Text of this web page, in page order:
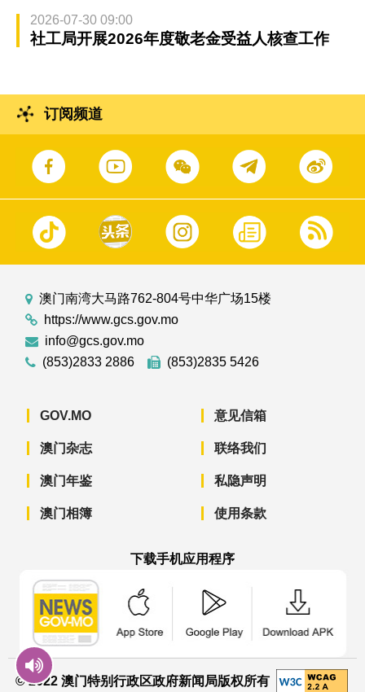
2026-07-30 09:00
社工局开展2026年度敬老金受益人核查工作
订阅频道
澳门南湾大马路762-804号中华广场15楼
https://www.gcs.gov.mo
info@gcs.gov.mo
(853)2833 2886
(853)2835 5426
GOV.MO
澳门杂志
澳门年鉴
澳门相簿
意见信箱
联络我们
私隐声明
使用条款
下载手机应用程序
© 2022 澳门特别行政区政府新闻局版权所有